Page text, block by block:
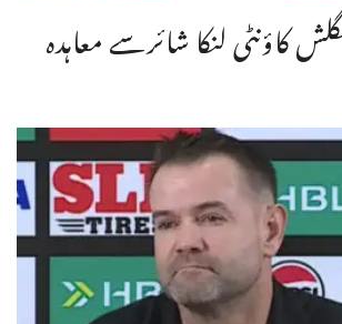
کاؤنٹی لنکا شائرسے معاہدہ